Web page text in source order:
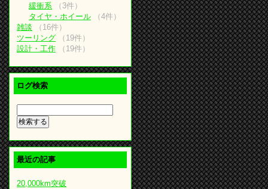
緩衝系 （3件）
タイヤ・ホイール （4件）
雑談 （16件）
ツーリング （19件）
設計・工作 （19件）
ログ検索
最近の記事
20,000km突破